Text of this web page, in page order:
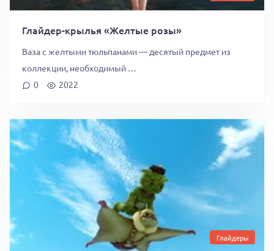
Глайдер-крылья «Желтые розы»
Ваза с желтыми тюльпанами — десятый предмет из
коллекции, необходимый …
0
2022
Глайдеры